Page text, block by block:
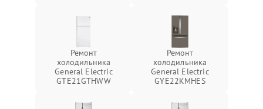
Ремонт
холодильника
General Electric
GTE21GTHWW
Ремонт
холодильника
General Electric
GYE22KMHES